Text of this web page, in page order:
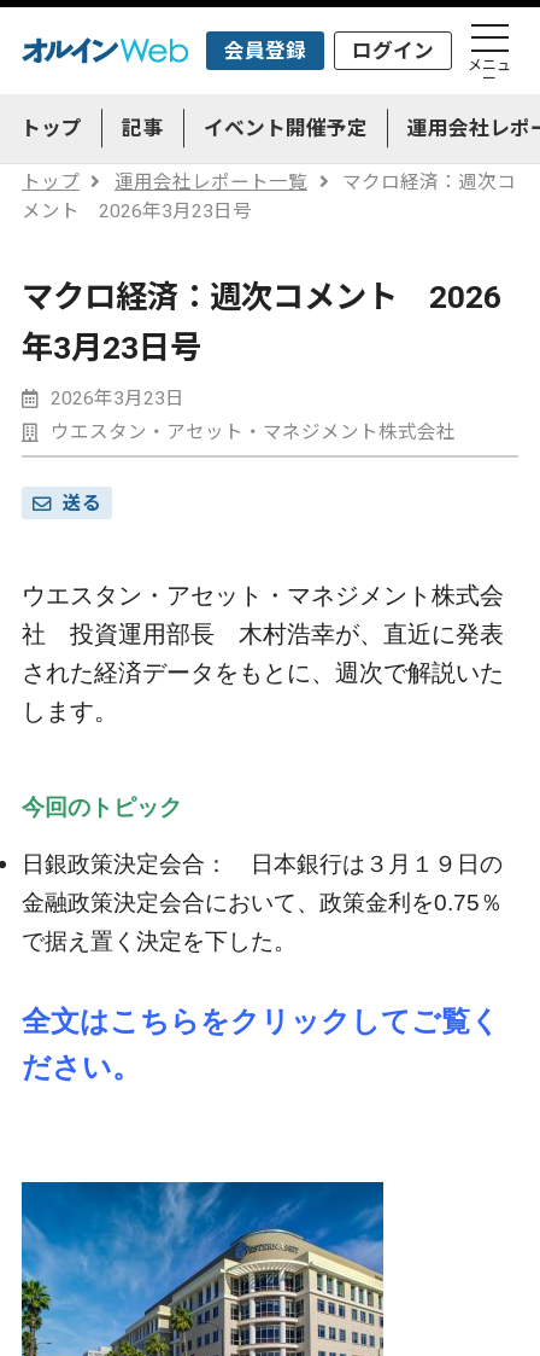
会員登録 ログイン
メニュ
ー
トップ 記事 イベント開催予定 運用会社レポ
トップ 運用会社レポート一覧
マクロ経済：週次コ
メント 2026年3月23日号
マクロ経済：週次コメント 2026
年3月23日号
2026年3月23日
ウエスタン・アセット・マネジメント株式会社
送る
ウエスタン・アセット・マネジメント株式会
社 投資運用部長 木村浩幸が、直近に発表
された経済データをもとに、週次で解説いた
します。
今回のトピック
日銀政策決定会合： 日本銀行は３月１９日の
金融政策決定会合において、政策金利を0.75％
で据え置く決定を下した。
全文はこちらをクリックしてご覧く
ださい。